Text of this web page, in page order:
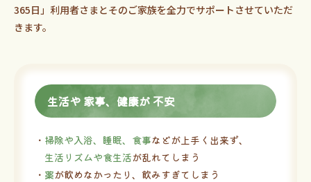
365日」利用者さまとそのご家族を全力でサポートさせていただ
きます。
生活や 家事、健康が 不安
・ 掃除や入浴、睡眠、食事などが上手く出来ず、
生活リズムや食生活が乱れてしまう
・ 薬が飲めなかったり、飲みすぎてしまう